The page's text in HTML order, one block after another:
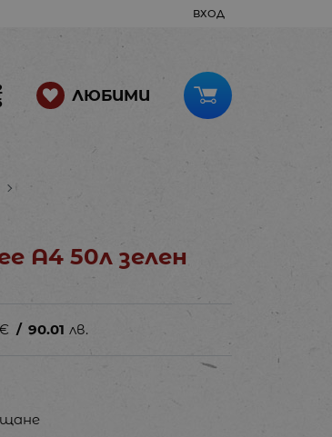
ВХОД
ЛЮБИМИ
A4 50л зелен
/ 90.01 лв.